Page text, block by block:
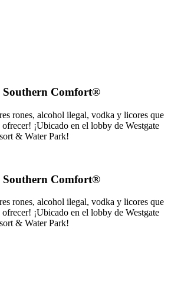
Southern Comfort®
rones, alcohol ilegal, vodka y licores que
¡Ubicado en el lobby de Westgate
& Water Park!
Southern Comfort®
rones, alcohol ilegal, vodka y licores que
¡Ubicado en el lobby de Westgate
& Water Park!